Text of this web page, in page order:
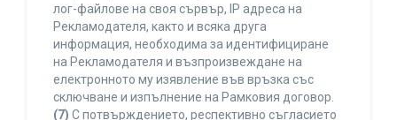
лог-файлове на своя сървър, IP адреса на
Рекламодателя, както и всяка друга
информация, необходима за идентифициране
на Рекламодателя и възпроизвеждане на
електронното му изявление във връзка със
сключване и изпълнение на Рамковия договор.
(7) С потвърждението, респективно съгласието